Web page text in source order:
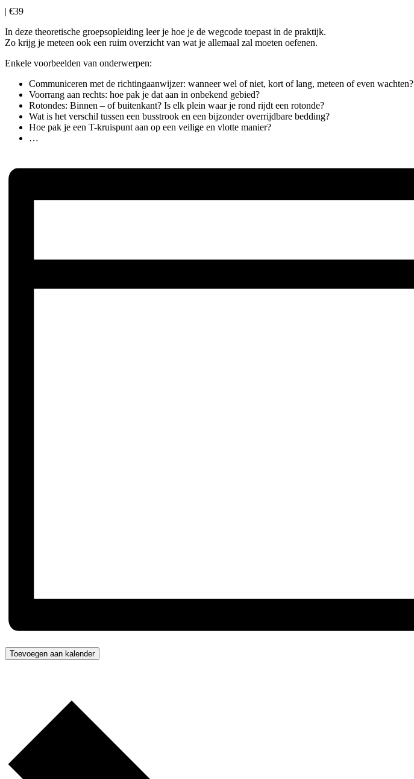
| €39
In deze theoretische groepsopleiding leer je hoe je de wegcode toepast in de praktijk.
Zo krijg je meteen ook een ruim overzicht van wat je allemaal zal moeten oefenen.
Enkele voorbeelden van onderwerpen:
Communiceren met de richtingaanwijzer: wanneer wel of niet, kort of lang, meteen of even wachten?
Voorrang aan rechts: hoe pak je dat aan in onbekend gebied?
Rotondes: Binnen – of buitenkant? Is elk plein waar je rond rijdt een rotonde?
Wat is het verschil tussen een busstrook en een bijzonder overrijdbare bedding?
Hoe pak je een T-kruispunt aan op een veilige en vlotte manier?
…
Toevoegen aan kalender